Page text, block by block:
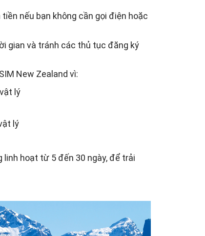
nếu bạn không cần gọi điện hoặc
gian và tránh các thủ tục đăng ký
New Zealand vì:
lý
lý
linh hoạt từ 5 đến 30 ngày, để trải